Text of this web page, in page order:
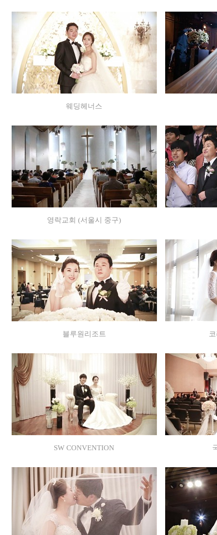
웨딩헤너스
영락교회 (서울시 중구)
블루원리조트
SW CONVENTION